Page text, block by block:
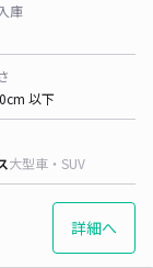
庫
以下
大型車・SUV
詳細へ